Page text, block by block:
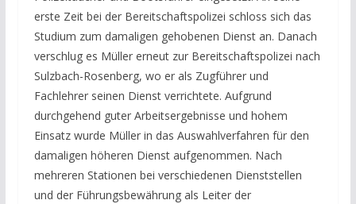
erste Zeit bei der Bereitschaftspolizei schloss sich das
Studium zum damaligen gehobenen Dienst an. Danach
verschlug es Müller erneut zur Bereitschaftspolizei nach
Sulzbach-Rosenberg, wo er als Zugführer und
Fachlehrer seinen Dienst verrichtete. Aufgrund
durchgehend guter Arbeitsergebnisse und hohem
Einsatz wurde Müller in das Auswahlverfahren für den
damaligen höheren Dienst aufgenommen. Nach
mehreren Stationen bei verschiedenen Dienststellen
und der Führungsbewährung als Leiter der